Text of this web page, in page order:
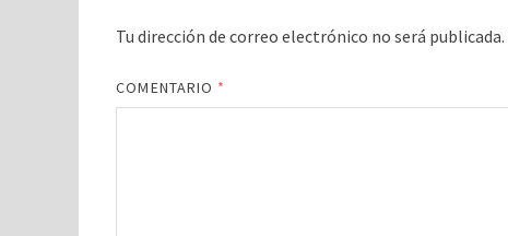
Tu dirección de correo electrónico no será publicada.
COMENTARIO *